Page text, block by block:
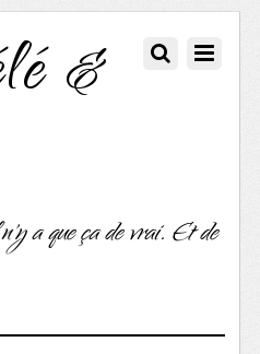
&
a que ça de vrai. Et de